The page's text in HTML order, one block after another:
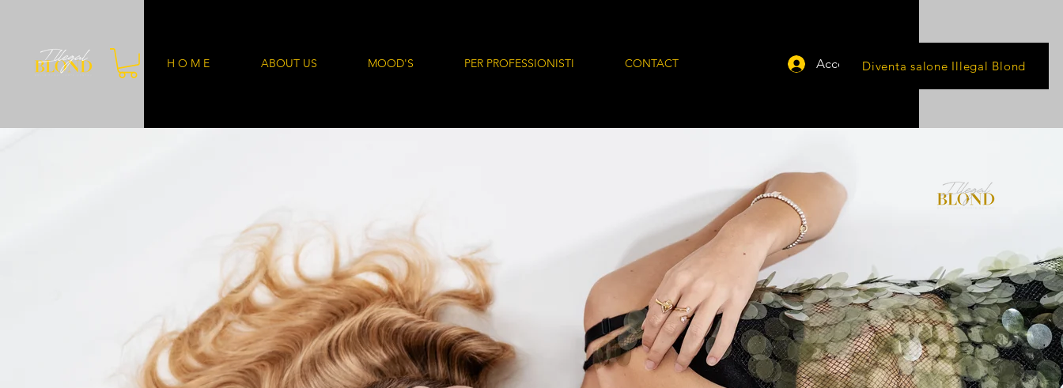
H O M E ABOUT US MOOD'S PER PROFESSIONISTI CONTACT Accedi Diventa salone Illegal Blond